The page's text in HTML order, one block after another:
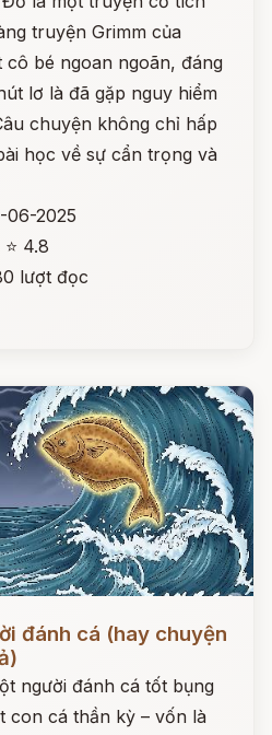
truyện Grimm của
bé ngoan ngoãn, đáng
lơ là đã gặp nguy hiểm
chuyện không chỉ hấp
học về sự cẩn trọng và
06-2025
⭐ 4.8
lượt đọc
đánh cá (hay chuyện
người đánh cá tốt bụng
con cá thần kỳ – vốn là